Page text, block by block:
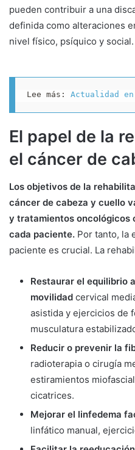
pueden contribuir a una
definida como alteraciones
nivel físico, psíquico y social.
Lee más: Actualidad
El papel de la
el cáncer de
Los objetivos de la
cáncer de cabeza y cuello
y tratamientos oncológicos
cada paciente. Por tanto, la
paciente es crucial. La
Restaurar el equilibrio
movilidad cervical
asistida y ejercicios de
musculatura
Reducir o prevenir la
radioterapia o cirugía
estiramientos
cicatrices.
Mejorar el linfedema
linfático manual,